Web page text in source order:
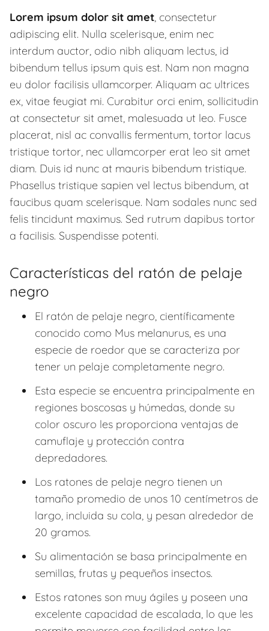
Lorem ipsum dolor sit amet, consectetur
adipiscing elit. Nulla scelerisque, enim nec
interdum auctor, odio nibh aliquam lectus, id
bibendum tellus ipsum quis est. Nam non magna
eu dolor facilisis ullamcorper. Aliquam ac ultrices
ex, vitae feugiat mi. Curabitur orci enim, sollicitudin
at consectetur sit amet, malesuada ut leo. Fusce
placerat, nisl ac convallis fermentum, tortor lacus
tristique tortor, nec ullamcorper erat leo sit amet
diam. Duis id nunc at mauris bibendum tristique.
Phasellus tristique sapien vel lectus bibendum, at
faucibus quam scelerisque. Nam sodales nunc sed
felis tincidunt maximus. Sed rutrum dapibus tortor
a facilisis. Suspendisse potenti.
Características del ratón de pelaje
negro
El ratón de pelaje negro, científicamente
conocido como Mus melanurus, es una
especie de roedor que se caracteriza por
tener un pelaje completamente negro.
Esta especie se encuentra principalmente en
regiones boscosas y húmedas, donde su
color oscuro les proporciona ventajas de
camuflaje y protección contra
depredadores.
Los ratones de pelaje negro tienen un
tamaño promedio de unos 10 centímetros de
largo, incluida su cola, y pesan alrededor de
20 gramos.
Su alimentación se basa principalmente en
semillas, frutas y pequeños insectos.
Estos ratones son muy ágiles y poseen una
excelente capacidad de escalada, lo que les